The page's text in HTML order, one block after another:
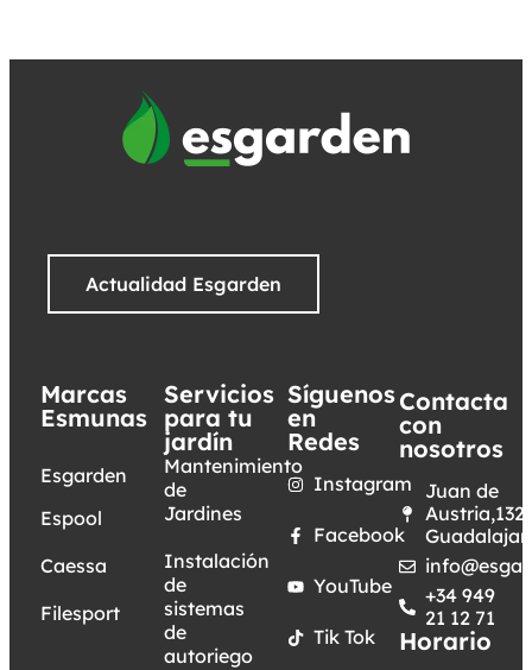
Actualidad Esgarden
Marcas
Esmunas
Esgarden
Espool
Caessa
Filesport
Servicios
para tu
jardín
Mantenimiento
de
Jardines
Instalación
de
sistemas
de
autoriego
Síguenos
en
Redes
Instagram
Facebook
YouTube
Tik Tok
Contacta
con
nosotros
Juan de
Austria,132.
+34 949
21 12 71
Horario